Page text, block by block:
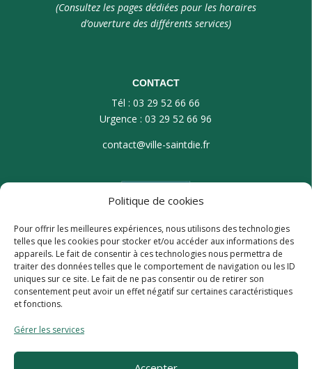
Politique de cookies
Pour offrir les meilleures expériences, nous utilisons des technologies
telles que les cookies pour stocker et/ou accéder aux informations des
appareils. Le fait de consentir à ces technologies nous permettra de
traiter des données telles que le comportement de navigation ou les ID
uniques sur ce site. Le fait de ne pas consentir ou de retirer son
consentement peut avoir un effet négatif sur certaines caractéristiques
et fonctions.
Gérer les services
(Consultez les pages dédiées pour les horaires
d’ouverture des différents services)
CONTACT
Tél : 03 29 52 66 66
Urgence : 03 29 52 66 96
contact@ville-saintdie.fr